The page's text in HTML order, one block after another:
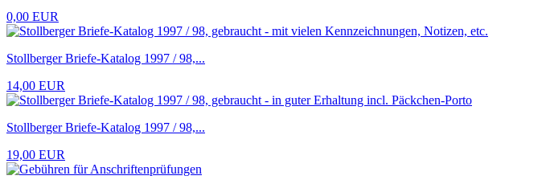
0,00 EUR
Stollberger Briefe-Katalog 1997 / 98,...
14,00 EUR
Stollberger Briefe-Katalog 1997 / 98,...
19,00 EUR